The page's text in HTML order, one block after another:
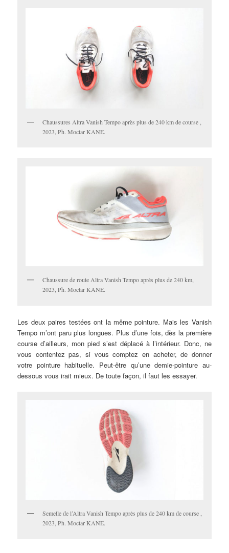
Chaussures Altra Vanish Tempo après plus de 240 km de course ,
2023, Ph. Moctar KANE.
Chaussure de route Altra Vanish Tempo après plus de 240 km,
2023, Ph. Moctar KANE.
Les deux paires testées ont la même pointure. Mais les Vanish
Tempo m’ont paru plus longues. Plus d’une fois, dès la première
course d’ailleurs, mon pied s’est déplacé à l’intérieur. Donc, ne
vous contentez pas, si vous comptez en acheter, de donner
votre pointure habituelle. Peut-être qu’une demie-pointure au-
dessous vous irait mieux. De toute façon, il faut les essayer.
Semelle de l’Altra Vanish Tempo après plus de 240 km de course ,
2023, Ph. Moctar KANE.